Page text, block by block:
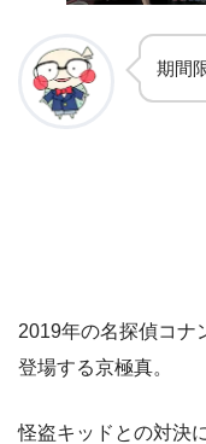
期間
2019年の名探偵コナ
登場する京極真。
怪盗キッドとの対決